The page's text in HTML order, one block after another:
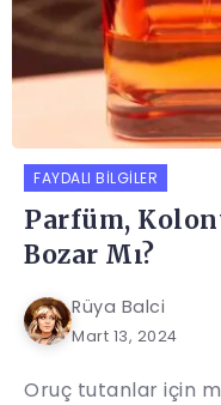
FAYDALI BILGILER
Parfüm,
Bozar Mı?
Rüya Balci
Mart 13, 2024
Oruç tutanlar için